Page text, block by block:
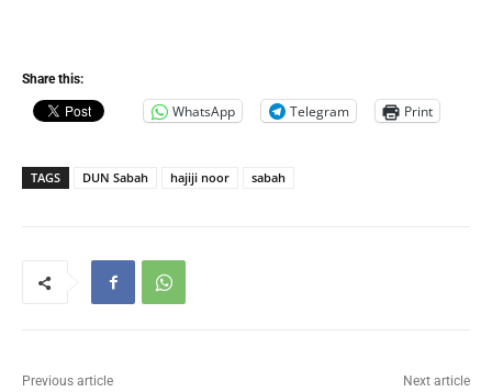
Share this:
WhatsApp Telegram Print
TAGS DUN Sabah hajiji noor sabah
Previous article Next article